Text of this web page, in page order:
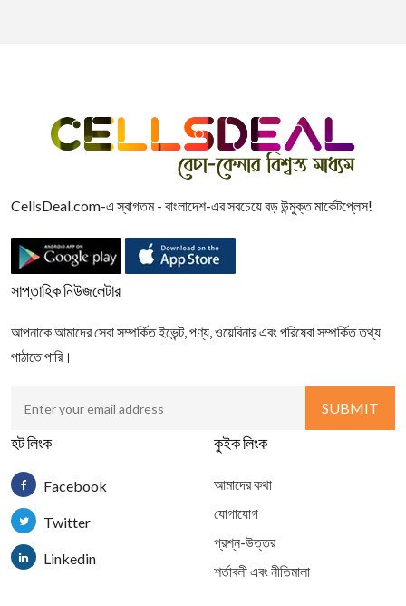
CellsDeal.com-এ স্বাগতম - বাংলাদেশ-এর সবচেয়ে বড় উন্মুক্ত মার্কেটপ্লেস!
সাপ্তাহিক নিউজলেটার
আপনাকে আমাদের সেবা সম্পর্কিত ইভেন্ট, পণ্য, ওয়েবিনার এবং পরিষেবা সম্পর্কিত তথ্য
পাঠাতে পারি।
হট লিংক
Facebook
Twitter
Linkedin
কুইক লিংক
আমাদের কথা
যোগাযোগ
প্রশ্ন-উত্তর
শর্তাবলী এবং নীতিমালা